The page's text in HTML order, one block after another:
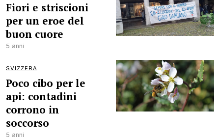
Fiori e striscioni
per un eroe del
buon cuore
5 anni
SVIZZERA
Poco cibo per le
api: contadini
corrono in
soccorso
5 anni